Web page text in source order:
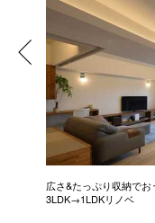
広さ&たっぷり収納で
3LDK→1LDKリノベ